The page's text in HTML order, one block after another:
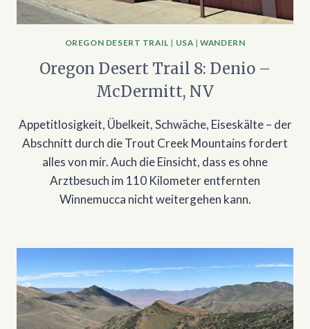
OREGON DESERT TRAIL | USA|WANDERN
Oregon Desert Trail 8: Denio –
McDermitt, NV
Appetitlosigkeit, Übelkeit, Schwäche, Eiseskälte – der
Abschnitt durch die Trout Creek Mountains fordert
alles von mir. Auch die Einsicht, dass es ohne
Arztbesuch im 110 Kilometer entfernten
Winnemucca nicht weitergehen kann.